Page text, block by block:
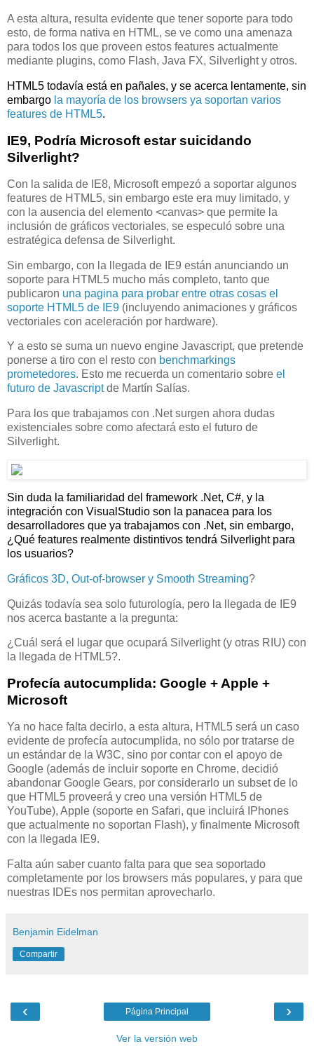
A esta altura, resulta evidente que tener soporte para todo
esto, de forma nativa en HTML, se ve como una amenaza
para todos los que proveen estos features actualmente
mediante plugins, como Flash, Java FX, Silverlight y otros.
HTML5 todavía está en pañales, y se acerca lentamente, sin
embargo la mayoría de los browsers ya soportan varios
features de HTML5.
IE9, Podría Microsoft estar suicidando
Silverlight?
Con la salida de IE8, Microsoft empezó a soportar algunos
features de HTML5, sin embargo este era muy limitado, y
con la ausencia del elemento <canvas> que permite la
inclusión de gráficos vectoriales, se especuló sobre una
estratégica defensa de Silverlight.
Sin embargo, con la llegada de IE9 están anunciando un
soporte para HTML5 mucho más completo, tanto que
publicaron una pagina para probar entre otras cosas el
soporte HTML5 de IE9 (incluyendo animaciones y gráficos
vectoriales con aceleración por hardware).
Y a esto se suma un nuevo engine Javascript, que pretende
ponerse a tiro con el resto con benchmarkings
prometedores. Esto me recuerda un comentario sobre el
futuro de Javascriptde Martín Salías.
Para los que trabajamos con .Net surgen ahora dudas
existenciales sobre como afectará esto el futuro de
Silverlight.
Sin duda la familiaridad del framework .Net, C#, y la
integración con VisualStudio son la panacea para los
desarrolladores que ya trabajamos con .Net, sin embargo,
¿Qué features realmente distintivos tendrá Silverlight para
los usuarios?
Gráficos 3D, Out-of-browser y Smooth Streaming?
Quizás todavía sea solo futurología, pero la llegada de IE9
nos acerca bastante a la pregunta:
¿Cuál será el lugar que ocupará Silverlight (y otras RIU) con
la llegada de HTML5?.
Profecía autocumplida: Google + Apple +
Microsoft
Ya no hace falta decirlo, a esta altura, HTML5 será un caso
evidente de profecía autocumplida, no sólo por tratarse de
un estándar de la W3C, sino por contar con el apoyo de
Google (además de incluir soporte en Chrome, decidió
abandonar Google Gears, por considerarlo un subset de lo
que HTML5 proveerá y creo una versión HTML5 de
YouTube), Apple (soporte en Safari, que incluirá IPhones
que actualmente no soportan Flash), y finalmente Microsoft
con la llegada IE9.
Falta aún saber cuanto falta para que sea soportado
completamente por los browsers más populares, y para que
nuestras IDEs nos permitan aprovecharlo.
Benjamin Eidelman
Compartir
‹ ›
Página Principal
Ver la versión web